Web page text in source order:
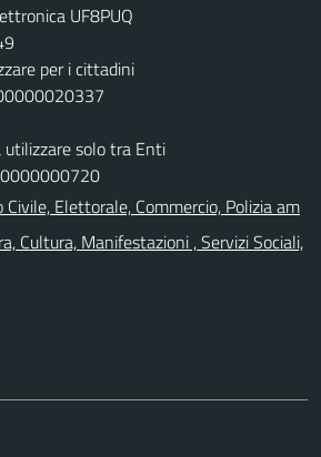
UF8PUQ
per i cittadini
utilizzare solo tra Enti
Elettorale, Commercio, Polizia am
Cultura, Manifestazioni , Servizi Sociali,